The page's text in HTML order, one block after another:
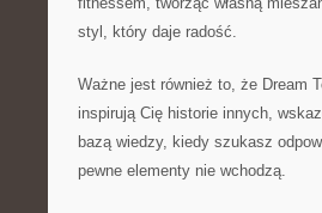
styl, który daje radość.
Ważne jest również to, że Dream
inspirują Cię historie innych,
bazą wiedzy, kiedy szukasz
pewne elementy nie wchodzą.